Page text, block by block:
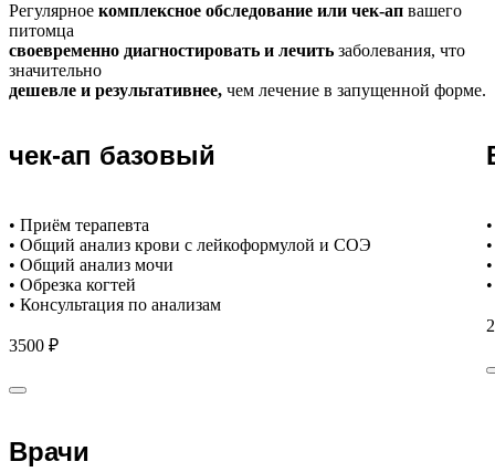
Регулярное комплексное обследование или чек-ап вашего
питомца
своевременно диагностировать и лечить заболевания, что
значительно
дешевле и результативнее, чем лечение в запущенной форме.
чек-ап базовый
• Приём терапевта
• Общий анализ крови с лейкоформулой и СОЭ
• Общий анализ мочи
• Обрезка когтей
• Консультация по анализам
3500 ₽
Врачи